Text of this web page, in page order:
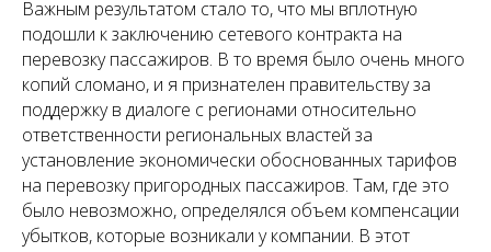
Важным результатом стало то, что мы вплотную
подошли к заключению сетевого контракта на
перевозку пассажиров. В то время было очень много
копий сломано, и я признателен правительству за
поддержку в диалоге с регионами относительно
ответственности региональных властей за
установление экономически обоснованных тарифов
на перевозку пригородных пассажиров. Там, где это
было невозможно, определялся объем компенсации
убытков, которые возникали у компании. В этот